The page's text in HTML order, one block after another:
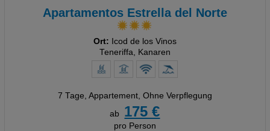
Apartamentos Estrella del Norte
Ort: Icod de los Vinos
Teneriffa, Kanaren
7 Tage, Appartement, Ohne Verpflegung
ab
175 €
pro Person